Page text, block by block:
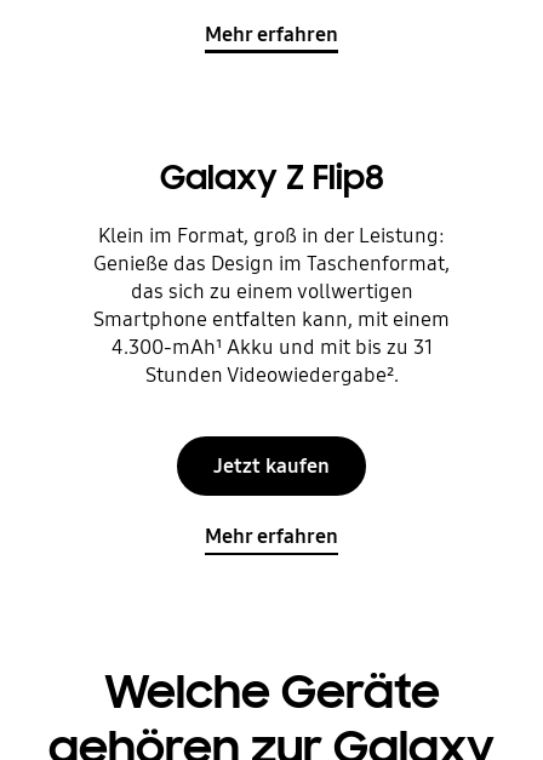
Mehr erfahren
Galaxy Z Flip8
Klein im Format, groß in der Leistung:
Genieße das Design im Taschenformat,
das sich zu einem vollwertigen
Smartphone entfalten kann, mit einem
4.300-mAh¹ Akku und mit bis zu 31
Stunden Videowiedergabe².
Jetzt kaufen
Mehr erfahren
Welche Geräte
gehören zur Galaxy